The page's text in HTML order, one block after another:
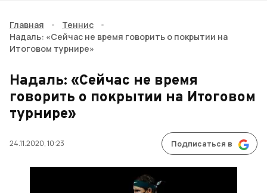
Главная • Теннис
•
Надаль: «Сейчас не время говорить о покрытии на
Итоговом турнире»
Надаль: «Сейчас не время
говорить о покрытии на Итоговом
турнире»
24.11.2020, 10:23 Подписаться в